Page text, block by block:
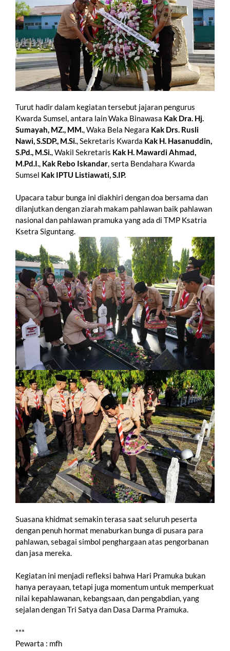
Turut hadir dalam kegiatan tersebut jajaran pengurus
Kwarda Sumsel, antara lain Waka Binawasa Kak Dra. Hj.
Sumayah, MZ., MM., Waka Bela Negara Kak Drs. Rusli
Nawi, S.SDP., M.Si., Sekretaris Kwarda Kak H. Hasanuddin,
S.Pd., M.Si., Wakil Sekretaris Kak H. Mawardi Ahmad,
M.Pd.I., Kak Rebo Iskandar, serta Bendahara Kwarda
Sumsel Kak IPTU Listiawati, S.IP.
Upacara tabur bunga ini diakhiri dengan doa bersama dan
dilanjutkan dengan ziarah makam pahlawan baik pahlawan
nasional dan pahlawan pramuka yang ada di TMP Ksatria
Ksetra Siguntang.
Suasana khidmat semakin terasa saat seluruh peserta
dengan penuh hormat menaburkan bunga di pusara para
pahlawan, sebagai simbol penghargaan atas pengorbanan
dan jasa mereka.
Kegiatan ini menjadi refleksi bahwa Hari Pramuka bukan
hanya perayaan, tetapi juga momentum untuk memperkuat
nilai kepahlawanan, kebangsaan, dan pengabdian, yang
sejalan dengan Tri Satya dan Dasa Darma Pramuka.
***
Pewarta : mfh